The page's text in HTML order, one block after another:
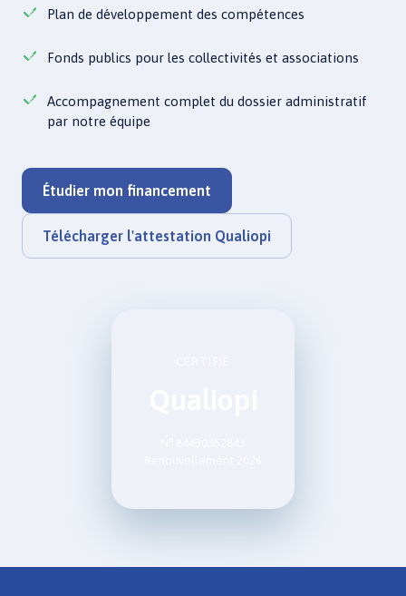
Plan de développement des compétences
Fonds publics pour les collectivités et associations
Accompagnement complet du dossier administratif
par notre équipe
Étudier mon financement
Télécharger l'attestation Qualiopi